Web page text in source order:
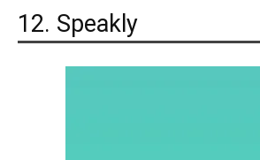
12. Speakly